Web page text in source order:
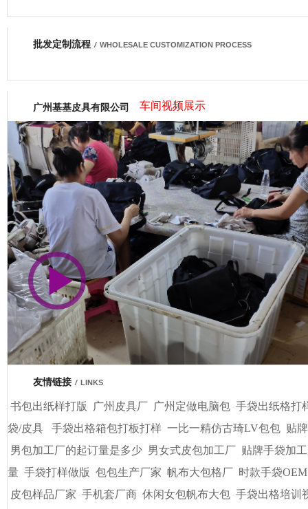
网商会会员
市商会会员单位
批发定制流程 / WHOLESALE CUSTOMIZATION PROCESS
广州基基皮具有限公司 车间视频展示